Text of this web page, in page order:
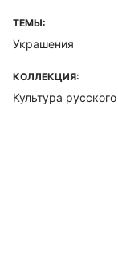
ТЕМЫ:
Украшения
КОЛЛЕКЦИЯ:
Культура